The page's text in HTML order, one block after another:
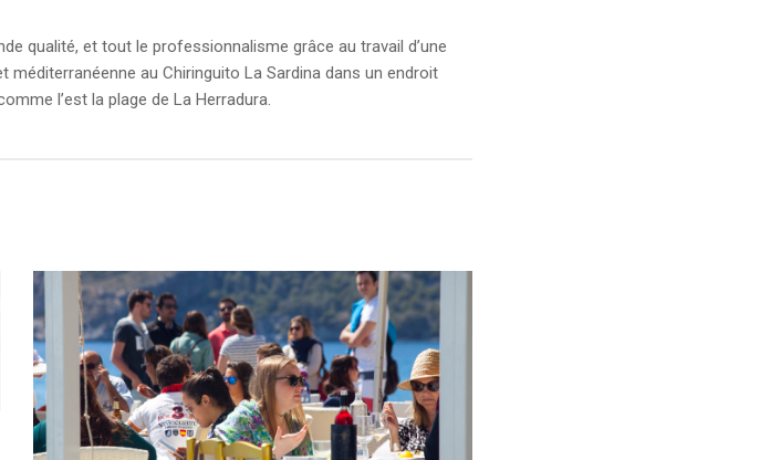
qualité, et tout le professionnalisme grâce au travail d’une
au Chiringuito La Sardina dans un endroit
l’est la plage de La Herradura.